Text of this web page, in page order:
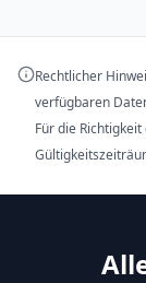
Rechtlicher
verfügbaren
Für die